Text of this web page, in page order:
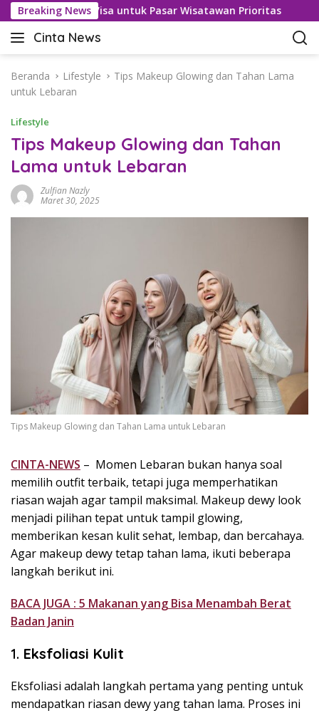
a
Breaking News
Bebas Visa untuk Pasar Wisatawan Prioritas
Cinta News
C
n
t
N
e
w
s
K
a
P
e
h
I
n
s
p
r
a
i
!
Beranda Lifestyle
Tips Makeup Glowing dan Tahan Lama
untuk Lebaran
Lifestyle
Tips Makeup Glowing dan Tahan
Lama untuk Lebaran
Zulfian Nazly
Maret 30, 2025
Tips Makeup Glowing dan Tahan Lama untuk Lebaran
CINTA-NEWS – Momen Lebaran bukan hanya soal
memilih outfit terbaik, tetapi juga memperhatikan
riasan wajah agar tampil maksimal. Makeup dewy look
menjadi pilihan tepat untuk tampil glowing,
memberikan kesan kulit sehat, lembap, dan bercahaya.
Agar makeup dewy tetap tahan lama, ikuti beberapa
langkah berikut ini.
BACA JUGA : 5 Makanan yang Bisa Menambah Berat
Badan Janin
1. Eksfoliasi Kulit
Eksfoliasi adalah langkah pertama yang penting untuk
mendapatkan riasan dewy yang tahan lama. Proses ini